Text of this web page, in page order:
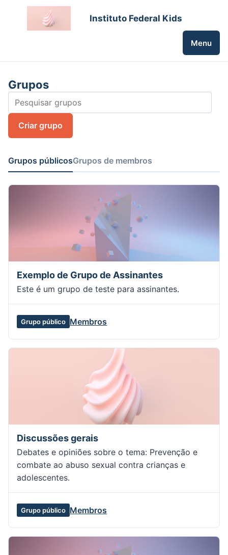
Instituto Federal Kids
Menu
Grupos
Criar grupo
Grupos públicosGrupos de membros
Exemplo de Grupo de Assinantes
Este é um grupo de teste para assinantes.
Grupo público Membros
Discussões gerais
Debates e opiniões sobre o tema: Prevenção e
combate ao abuso sexual contra crianças e
adolescentes.
Grupo público Membros